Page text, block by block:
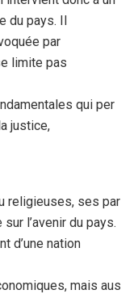
du pays. Il
par
limite pas
qui per
justice,
religieuses, ses par
l’avenir du pays.
d’une nation
mais aus